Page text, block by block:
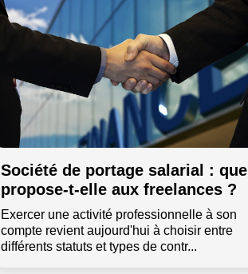
Société de portage salarial : que
propose-t-elle aux freelances ?
Exercer une activité professionnelle à son
compte revient aujourd'hui à choisir entre
différents statuts et types de contr...